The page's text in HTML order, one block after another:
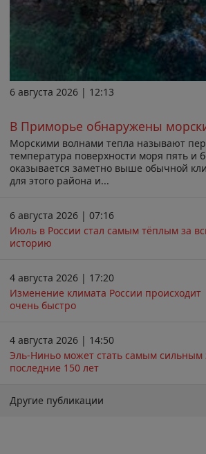
6 августа 2026 | 12:13
В Приморье обнаружены
Морскими волнами тепла называют
температура поверхности моря пять и
оказывается заметно выше обычной
для этого района и...
6 августа 2026 | 07:16
Июль в России стал самым тёплым за
историю
4 августа 2026 | 17:20
Изменение климата России происходит
очень быстро
4 августа 2026 | 14:50
Эль-Ниньо может стать самым сильным
последние 150 лет
Другие публикации